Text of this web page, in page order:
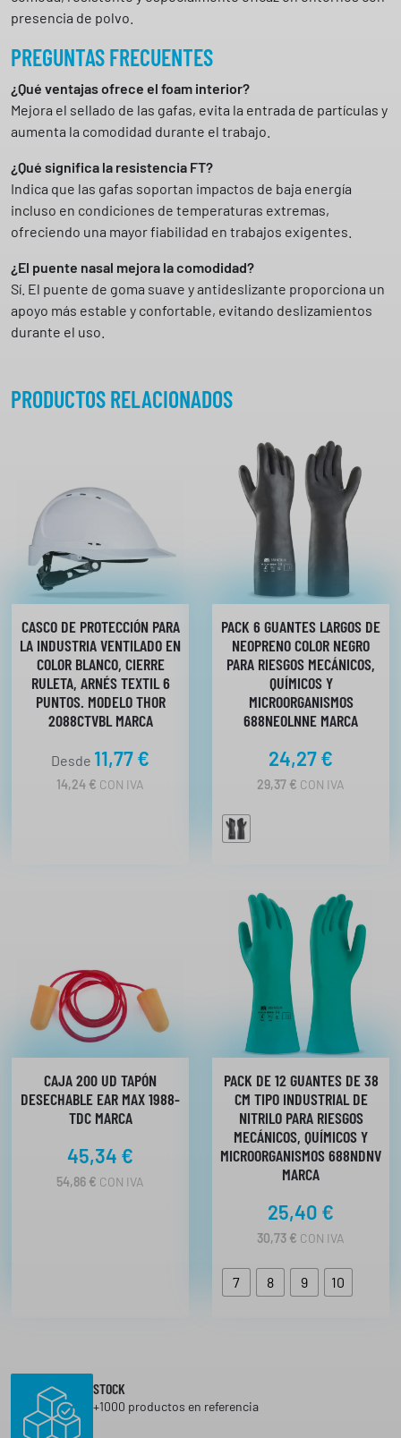
presencia de polvo.
PREGUNTAS FRECUENTES
¿Qué ventajas ofrece el foam interior?
Mejora el sellado de las gafas, evita la entrada de partículas y
aumenta la comodidad durante el trabajo.
¿Qué significa la resistencia FT?
Indica que las gafas soportan impactos de baja energía
incluso en condiciones de temperaturas extremas,
ofreciendo una mayor fiabilidad en trabajos exigentes.
¿El puente nasal mejora la comodidad?
Sí. El puente de goma suave y antideslizante proporciona un
apoyo más estable y confortable, evitando deslizamientos
durante el uso.
PRODUCTOS RELACIONADOS
CASCO DE PROTECCIÓN PARA
LA INDUSTRIA VENTILADO EN
COLOR BLANCO, CIERRE
RULETA, ARNÉS TEXTIL 6
PUNTOS. MODELO THOR
2088CTVBL MARCA
Desde 11,77€
14,24 € CON IVA
PACK 6 GUANTES LARGOS DE
NEOPRENO COLOR NEGRO
PARA RIESGOS MECÁNICOS,
QUÍMICOS Y
MICROORGANISMOS
688NEOLNNE MARCA
24,27€
29,37 € CON IVA
CAJA 200 UD TAPÓN
DESECHABLE EAR MAX 1988-
TDC MARCA
45,34 €
54,86 € CON IVA
PACK DE 12 GUANTES DE 38
CM TIPO INDUSTRIAL DE
NITRILO PARA RIESGOS
MECÁNICOS, QUÍMICOS Y
MICROORGANISMOS 688NDNV
MARCA
25,40 €
30,73 € CON IVA
7 8 9 10
STOCK
+1000 productos en referencia